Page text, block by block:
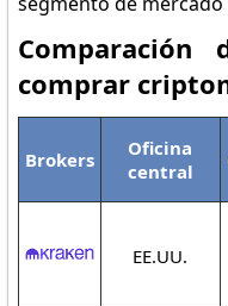
Comparación
comprar
Brokers
Oficina
central
EE.UU.